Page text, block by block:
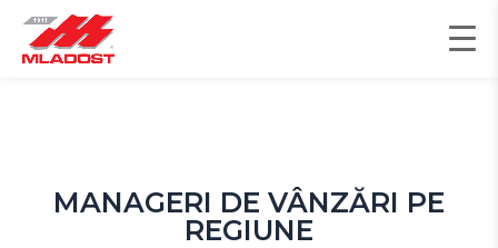
Skip
content
MANAGERI DE VÂNZĂRI PE
REGIUNE